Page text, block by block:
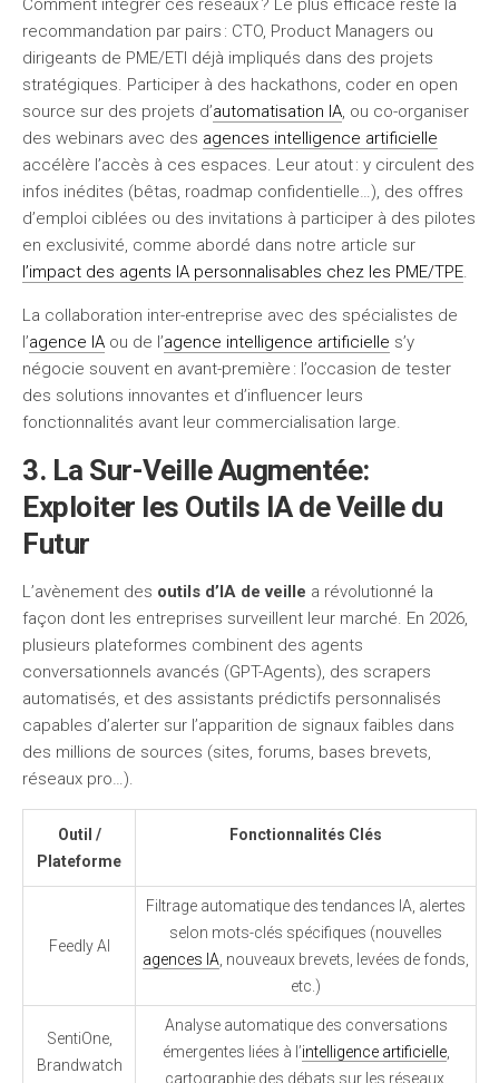
Comment intégrer ces réseaux ? Le plus efficace reste la
recommandation par pairs : CTO, Product Managers ou
dirigeants de PME/ETI déjà impliqués dans des projets
stratégiques. Participer à des hackathons, coder en open
source sur des projets d’automatisation IA, ou co-organiser
des webinars avec des agences intelligence artificielle
accélère l’accès à ces espaces. Leur atout : y circulent des
infos inédites (bêtas, roadmap confidentielle…), des offres
d’emploi ciblées ou des invitations à participer à des pilotes
en exclusivité, comme abordé dans notre article sur
l’impact des agents IA personnalisables chez les PME/TPE.
La collaboration inter-entreprise avec des spécialistes de
l’agence IA ou de l’agence intelligence artificielle s’y
négocie souvent en avant-première : l’occasion de tester
des solutions innovantes et d’influencer leurs
fonctionnalités avant leur commercialisation large.
3. La Sur-Veille Augmentée:
Exploiter les Outils IA de Veille du
Futur
L’avènement des outils d’IA de veille a révolutionné la
façon dont les entreprises surveillent leur marché. En 2026,
plusieurs plateformes combinent des agents
conversationnels avancés (GPT-Agents), des scrapers
automatisés, et des assistants prédictifs personnalisés
capables d’alerter sur l’apparition de signaux faibles dans
des millions de sources (sites, forums, bases brevets,
réseaux pro…).
Outil /
Plateforme
Fonctionnalités Clés
Feedly AI
Filtrage automatique des tendances IA, alertes
selon mots-clés spécifiques (nouvelles
agences IA, nouveaux brevets, levées de fonds,
etc.)
SentiOne,
Brandwatch
Analyse automatique des conversations
émergentes liées à l’intelligence artificielle,
cartographie des débats sur les réseaux.